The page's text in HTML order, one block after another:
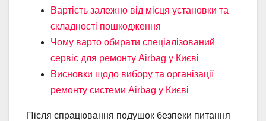
Вартість залежно від місця установки та
складності пошкодження
Чому варто обирати спеціалізований
сервіс для ремонту Airbag у Києві
Висновки щодо вибору та організації
ремонту системи Airbag у Києві
Після спрацювання подушок безпеки питання